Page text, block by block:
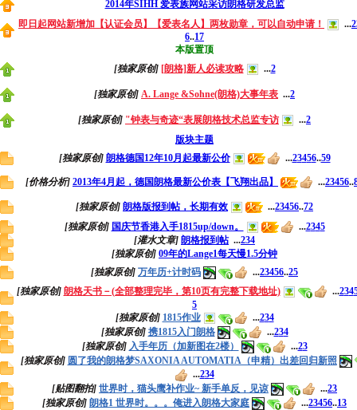
2014年SIHH 爱表族网站采访朗格研发总监
即日起网站新增加【认证会员】【爱表名人】两枚勋章，可以自动申请！
...2
6..17
本版置顶
[独家原创] [朗格]新人必读攻略 ...2
[独家原创] A. Lange &Sohne(朗格)大事年表 ...2
[独家原创] "钟表与奇迹“表展朗格技术总监专访 ...2
版块主题
[独家原创] 朗格德国12年10月起最新公价 ...23456..59
[价格分析] 2013年4月起，德国朗格最新公价表【飞翔出品】 ...23456..
[独家原创] 朗格版报到帖，长期有效 ...23456..72
[独家原创] 国庆节香港入手1815up/down。 ...2345
[灌水文章] 朗格报到帖 ...234
[独家原创] 09年的Lange1每天慢1.5分钟
[独家原创] 万年历+计时码 ...23456..25
[独家原创] 朗格天书－(全部整理完毕，第10页有完整下载地址) ...234
5
[独家原创] 1815作业 ...234
[独家原创] 携1815入门朗格 ...234
[独家原创] 入手年历（加新图在2楼） ...23
[独家原创] 圆了我的朗格梦SAXONIA AUTOMATIA（申精）出差回归新照
...234
[贴图翻拍] 世界时，猫头鹰补作业~ 新手单反，见谅 ...23
[独家原创] 朗格1 世界时。。。俺进入朗格大家庭 ...23456..13